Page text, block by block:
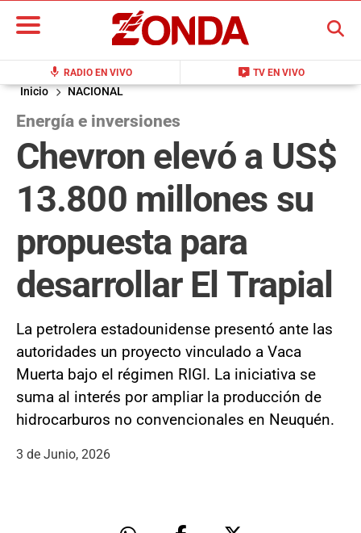
mic RADIO EN VIVO live_tv TV EN VIVO
BUSCAR
Inicio NACIONAL
Energía e inversiones
Chevron elevó a US$
13.800 millones su
propuesta para
desarrollar El Trapial
La petrolera estadounidense presentó ante las
autoridades un proyecto vinculado a Vaca
Muerta bajo el régimen RIGI. La iniciativa se
suma al interés por ampliar la producción de
hidrocarburos no convencionales en Neuquén.
3 de Junio, 2026